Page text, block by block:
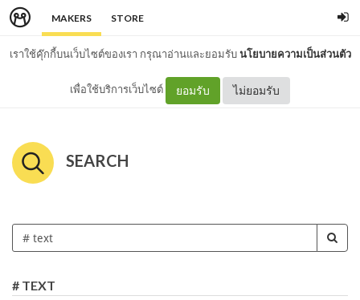
MAKERS STORE
เราใช้คุ๊กกี้บนเว็บไซต์ของเรา กรุณาอ่านและยอมรับนโยบายความเป็นส่วนตัว
เพื่อใช้บริการเว็บไซต์ ยอมรับ ไม่ยอมรับ
SEARCH
# TEXT